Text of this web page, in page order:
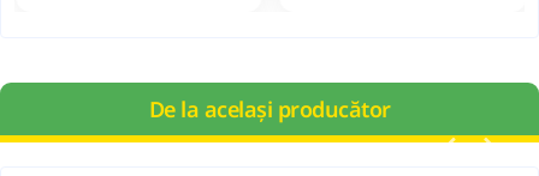
De la același producător